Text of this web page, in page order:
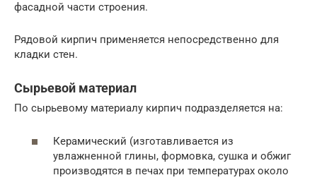
фасадной части строения.
Рядовой кирпич применяется непосредственно для
кладки стен.
Сырьевой материал
По сырьевому материалу кирпич подразделяется на:
Керамический (изготавливается из
увлажненной глины, формовка, сушка и обжиг
производятся в печах при температурах около